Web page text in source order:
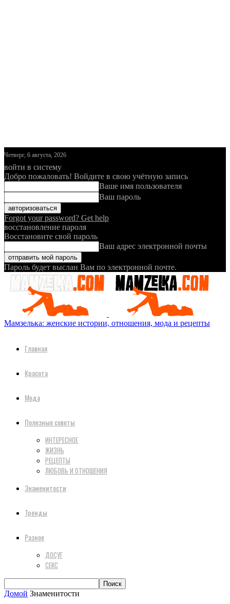
Четверг, 6 августа, 2026
войти в систему
Добро пожаловать! Войдите в свою учётную запись
Ваше имя пользователя
Ваш пароль
Forgot your password? Get help
восстановление пароля
Восстановите свой пароль
Ваш адрес электронной почты
Пароль будет выслан Вам по электронной почте.
Мамзелька: женские истории, отношения, мода и рецепты
Главная
Красота
Мода
Полезные советы
ИНТЕРЕСНОЕ
ЖИЗНЬ
РЕЦЕПТЫ
ЛЮБОВЬ И ОТНОШЕНИЯ
Знаменитости
Тренды
Разное
ДОСУГ
СЕКС
Домой Знаменитости